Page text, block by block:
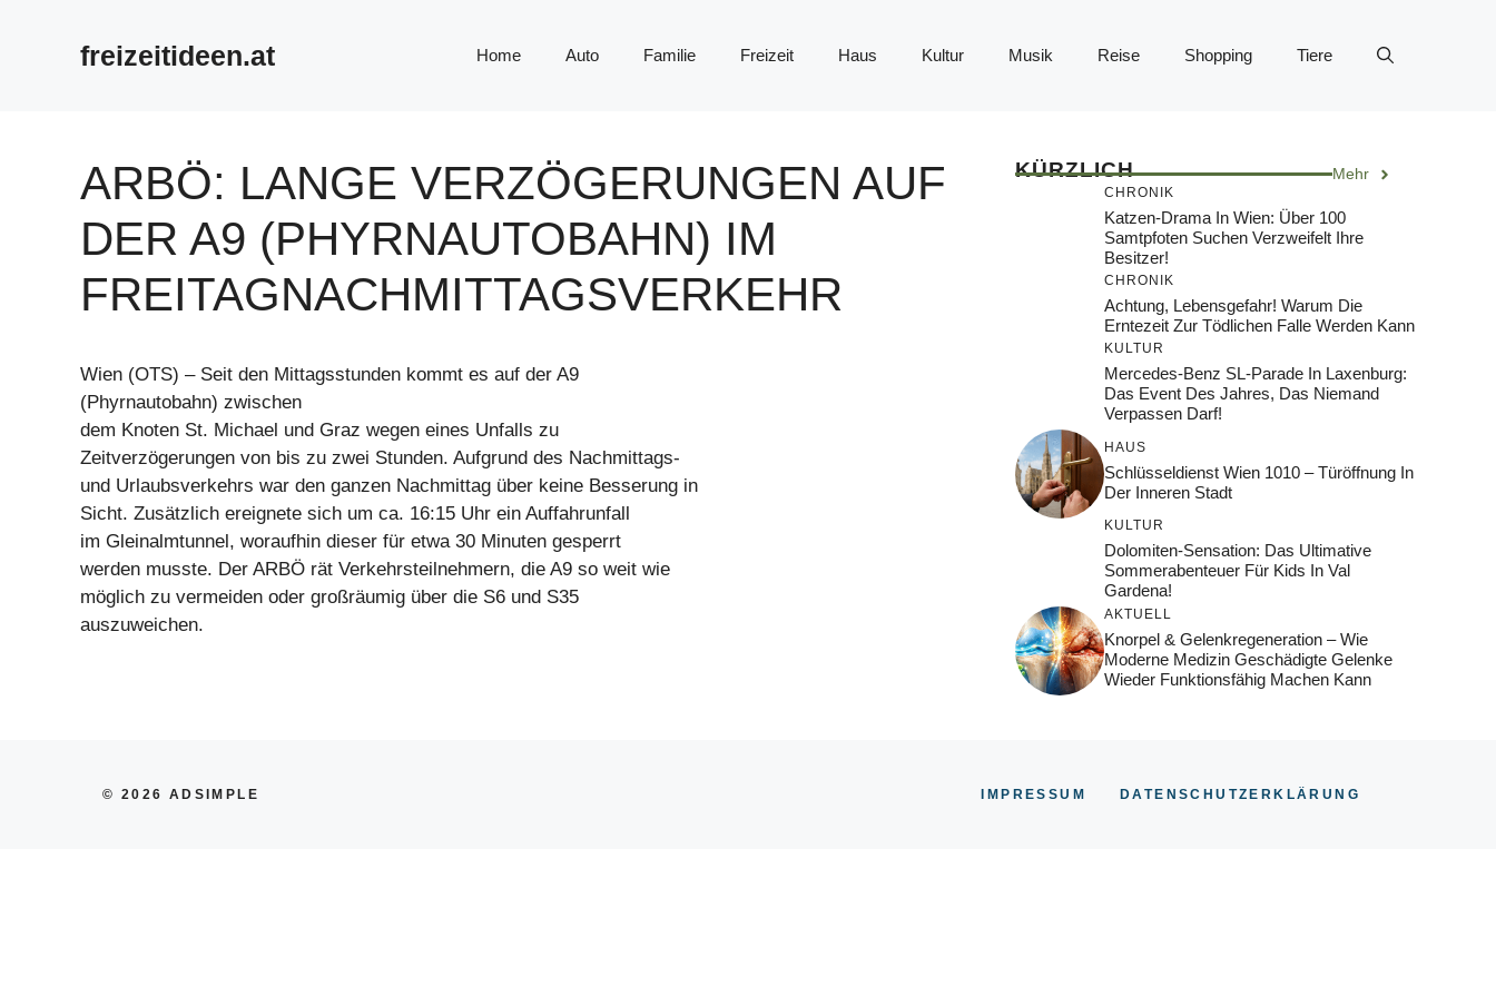
freizeitideen.at Home Auto Familie Freizeit Haus Kultur Musik Reise Shopping Tiere
ARBÖ: LANGE VERZÖGERUNGEN AUF
DER A9 (PHYRNAUTOBAHN) IM
FREITAGNACHMITTAGSVERKEHR
Wien (OTS) – Seit den Mittagsstunden kommt es auf der A9
(Phyrnautobahn) zwischen
dem Knoten St. Michael und Graz wegen eines Unfalls zu
Zeitverzögerungen von bis zu zwei Stunden. Aufgrund des Nachmittags-
und Urlaubsverkehrs war den ganzen Nachmittag über keine Besserung in
Sicht. Zusätzlich ereignete sich um ca. 16:15 Uhr ein Auffahrunfall
im Gleinalmtunnel, woraufhin dieser für etwa 30 Minuten gesperrt
werden musste. Der ARBÖ rät Verkehrsteilnehmern, die A9 so weit wie
möglich zu vermeiden oder großräumig über die S6 und S35
auszuweichen.
KÜRZLICH Mehr
CHRONIK
Katzen-Drama In Wien: Über 100
Samtpfoten Suchen Verzweifelt Ihre
Besitzer!
CHRONIK
Achtung, Lebensgefahr! Warum Die
Erntezeit Zur Tödlichen Falle Werden Kann
KULTUR
Mercedes-Benz SL-Parade In Laxenburg:
Das Event Des Jahres, Das Niemand
Verpassen Darf!
HAUS
Schlüsseldienst Wien 1010 – Türöffnung In
Der Inneren Stadt
KULTUR
Dolomiten-Sensation: Das Ultimative
Sommerabenteuer Für Kids In Val
Gardena!
AKTUELL
Knorpel & Gelenkregeneration – Wie
Moderne Medizin Geschädigte Gelenke
Wieder Funktionsfähig Machen Kann
© 2026 ADSIMPLE IMPRESSUM DATENSCHUTZERKLÄRUNG